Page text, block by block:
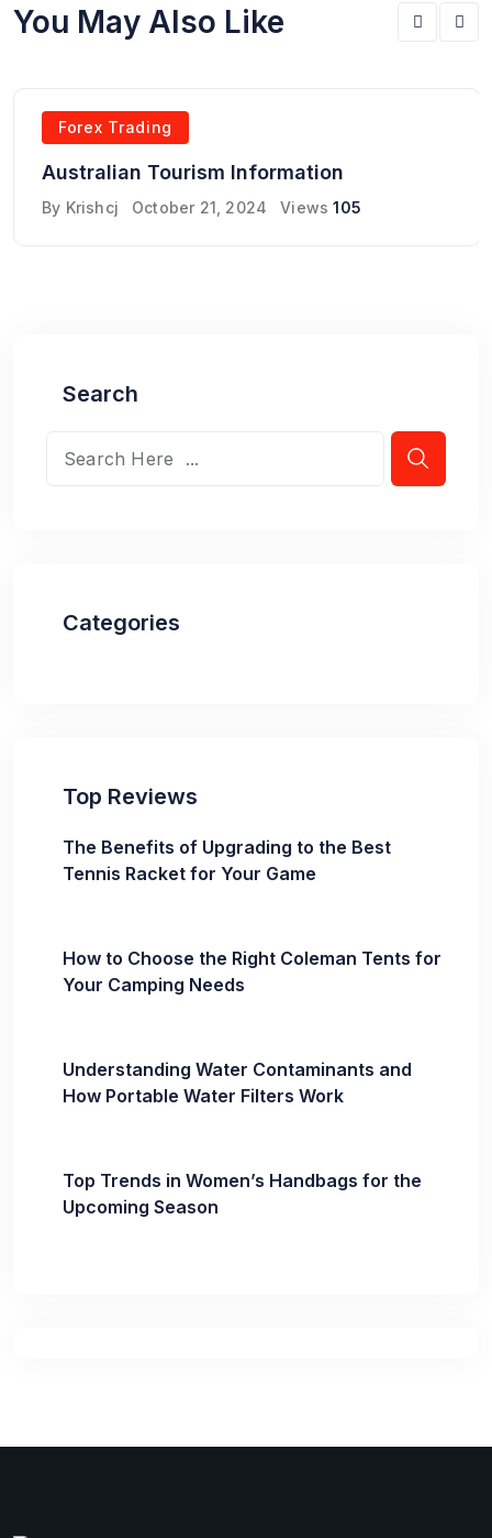
You May Also Like
Forex Trading
Australian Tourism Information
By Krishcj October 21, 2024 Views 105
Search
Categories
Top Reviews
The Benefits of Upgrading to the Best
Tennis Racket for Your Game
How to Choose the Right Coleman Tents for
Your Camping Needs
Understanding Water Contaminants and
How Portable Water Filters Work
Top Trends in Women’s Handbags for the
Upcoming Season